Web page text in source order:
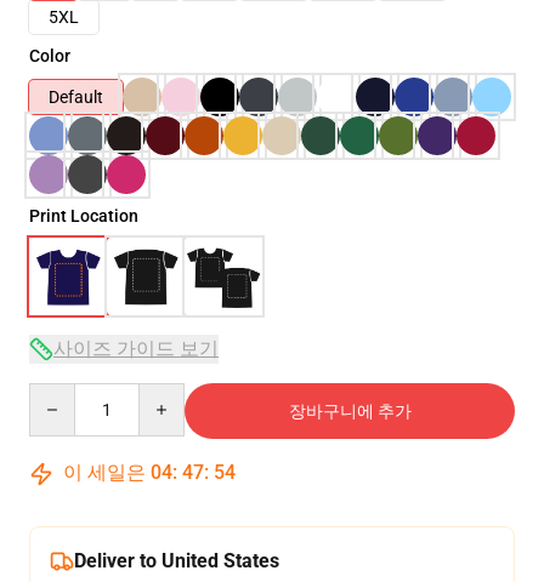
5XL
Color
Default
Print Location
사이즈 가이드 보기
장바구니에 추가
이 세일은 04: 47: 54
Deliver to United States